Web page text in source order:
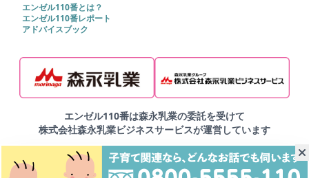
エンゼル110番とは？
エンゼル110番レポート
アドバイスブック
エンゼル110番は森永乳業の委託を受けて
株式会社森永乳業ビジネスサービスが運営しています
▶プライバシーポリシー ▶サイトマップ